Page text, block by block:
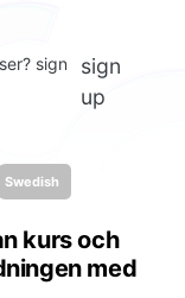
sign
sign
up
Swedish
kurs och
med